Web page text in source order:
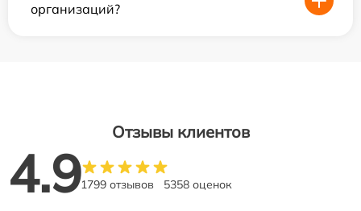
организаций?
Отзывы клиентов
4.91799 отзывов 5358 оценок